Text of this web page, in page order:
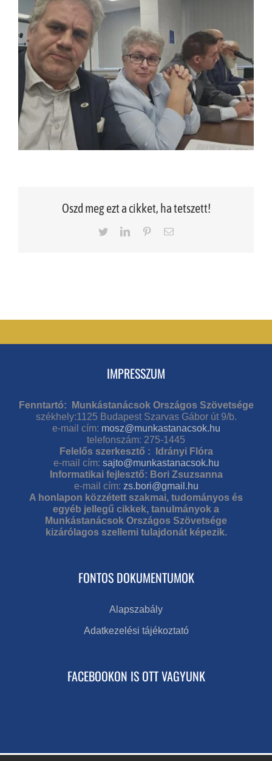
Oszd meg ezt a cikket, ha tetszett!
TwitterLinkedInPinterestEmail
IMPRESSZUM
Fenntartó: Munkástanácsok Országos Szövetsége
székhely:1125 Budapest Szarvas Gábor út 9/b.
e-mail cím: mosz@munkastanacsok.hu
telefonszám: 275-1445
Felelős szerkesztő : Idrányi Flóra
e-mail cím: sajto@munkastanacsok.hu
Informatikai fejlesztő: Bori Zsuzsanna
e-mail cím: zs.bori@gmail.hu
A honlapon közzétett szakmai, tudományos és
egyéb jellegű cikkek, tanulmányok a
Munkástanácsok Országos Szövetsége
kizárólagos szellemi tulajdonát képezik.
FONTOS DOKUMENTUMOK
Alapszabály
Adatkezelési tájékoztató
FACEBOOKON IS OTT VAGYUNK